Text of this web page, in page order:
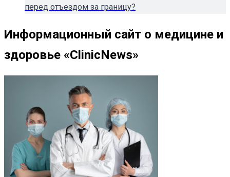
перед отъездом за границу?
Информационный сайт о медицине и
здоровье «ClinicNews»